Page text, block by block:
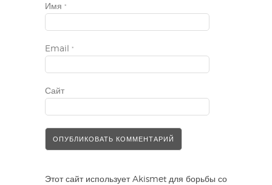
Имя *
Email *
Сайт
Этот сайт использует Akismet для борьбы со